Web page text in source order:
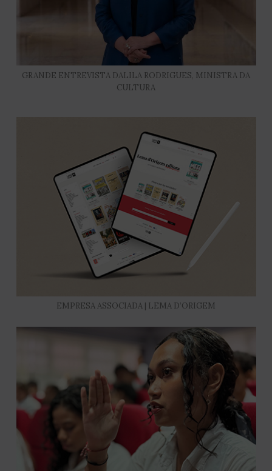
GRANDE ENTREVISTA DALILA RODRIGUES, MINISTRA DA
CULTURA
EMPRESA ASSOCIADA | LEMA D’ORIGEM